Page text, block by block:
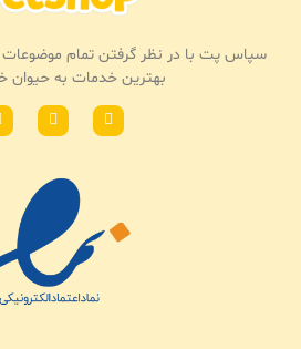
سپاس پت با در نظر گرفتن تمام
بهترین خدمات به حیوان